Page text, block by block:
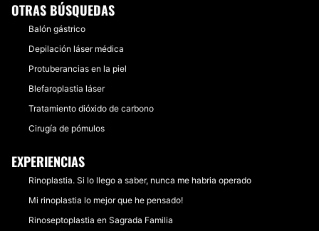
OTRAS BÚSQUEDAS
Balón gástrico
Depilación láser médica
Protuberancias en la piel
Blefaroplastia láser
Tratamiento dióxido de carbono
Cirugía de pómulos
EXPERIENCIAS
Rinoplastia. Si lo llego a saber, nunca me habria operado
Mi rinoplastia lo mejor que he pensado!
Rinoseptoplastia en Sagrada Familia